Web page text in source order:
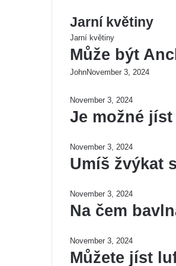
Jarní květiny
Jarní květiny
Může být
JohnNovember 3, 2024
November 3, 2024
Je možné
November 3, 2024
Umíš žvýkat
November 3, 2024
Na čem
November 3, 2024
Můžete jíst